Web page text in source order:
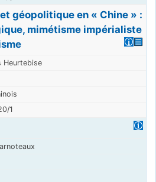
géopolitique en « Chine » :
mimétisme impérialiste
Heurtebise
1